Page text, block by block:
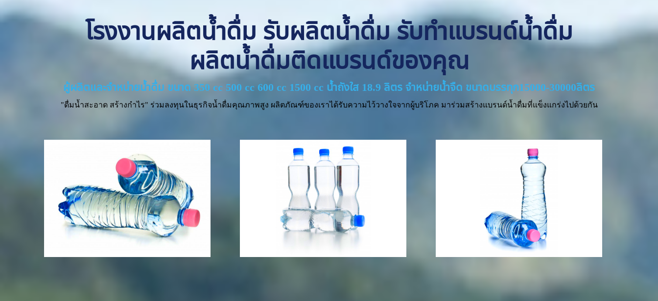
โรงงานผลิตน้ำดื่ม รับผลิตน้ำดื่ม รับทำแบรนด์น้ำดื่ม
ผลิตน้ำดื่มติดแบรนด์ของคุณ
ผู้ผลิตและจำหน่ายน้ำดื่ม ขนาด 350 cc 500 cc 600 cc 1500 cc น้ำถังใส 18.9 ลิตร จำหน่ายน้ำจืด ขนาดบรรทุก15000-30000ลิตร
"ดื่มน้ำสะอาด สร้างกำไร" ร่วมลงทุนในธุรกิจน้ำดื่มคุณภาพสูง ผลิตภัณฑ์ของเราได้รับความไว้วางใจจากผู้บริโภค มาร่วมสร้างแบรนด์น้ำดื่มที่แข็งแกร่งไปด้วยกัน